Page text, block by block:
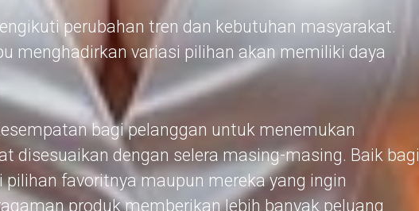
perubahan tren dan kebutuhan masyarakat.
menghadirkan variasi pilihan akan memiliki daya
bagi pelanggan untuk menemukan
disesuaikan dengan selera masing-masing. Baik bagi
favoritnya maupun mereka yang ingin
produk memberikan lebih banyak peluang